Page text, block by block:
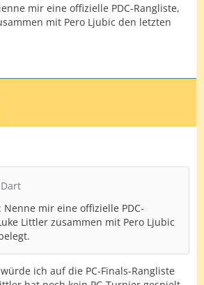
mir eine offizielle PDC-Rangliste,
mit Pero Ljubic den letzten
mir eine offizielle PDC-
Littler zusammen mit Pero Ljubic
ich auf die PC-Finals-Rangliste